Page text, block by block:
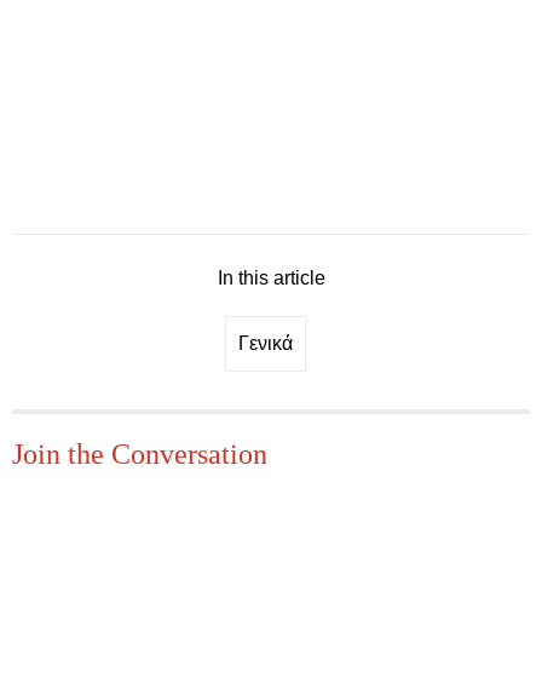
In this article
Γενικά
Join the Conversation